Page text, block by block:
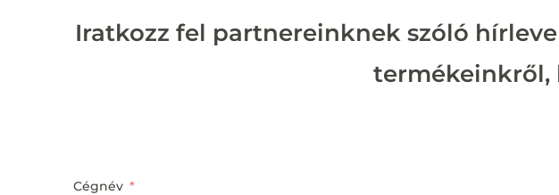
Iratkozz fel partnereinknek szóló
termékeinkről,
Cégnév